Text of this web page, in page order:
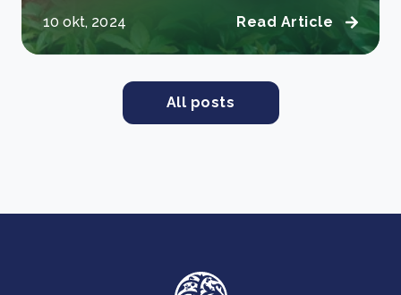
10 okt, 2024 Read Article
All posts